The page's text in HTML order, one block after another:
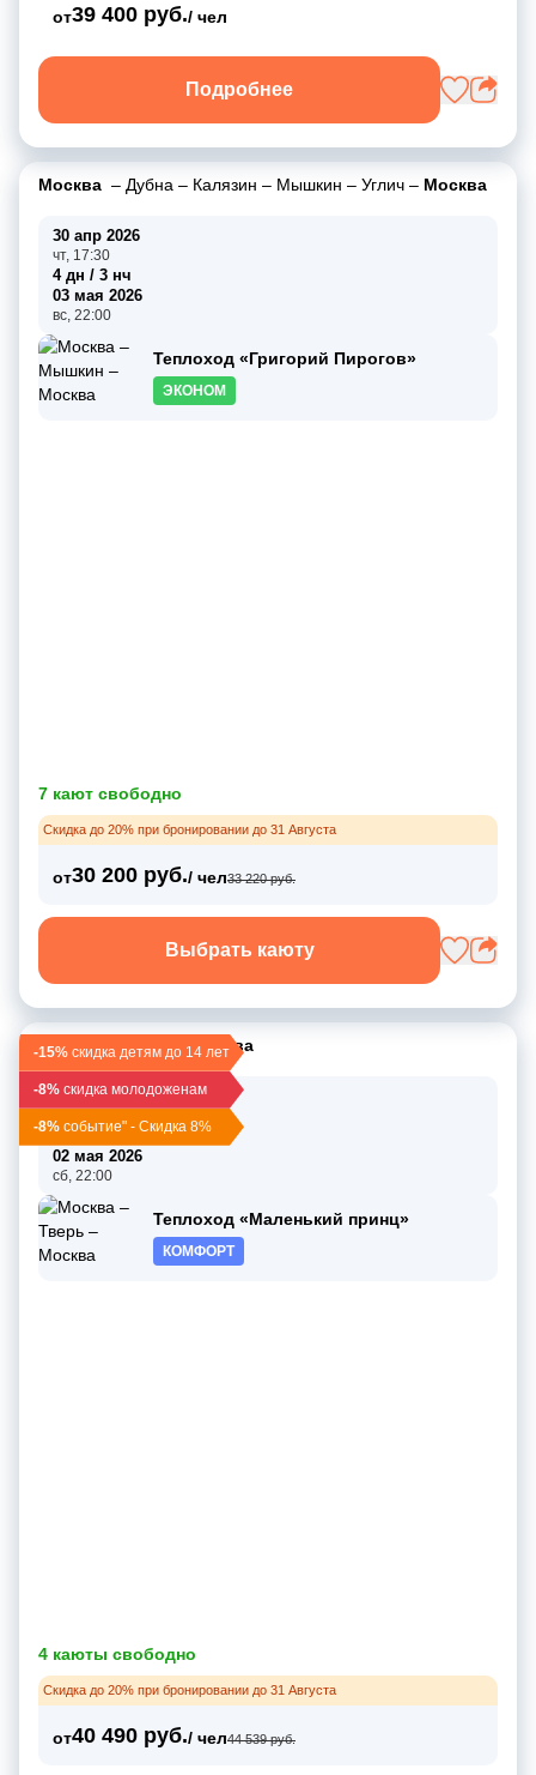
от39 400 руб./ чел
Подробнее
Москва – Дубна – Калязин – Мышкин – Углич – Москва
30 апр 2026
чт, 17:30
4 дн / 3 нч
03 мая 2026
вс, 22:00
Теплоход «Григорий Пирогов»
ЭКОНОМ
7 кают свободно
Скидка до 20% при бронировании до 31 Августа
от30 200 руб./ чел33 220 руб.
Выбрать каюту
-15% скидка детям до 14 лет
-8% скидка молодоженам
-8% событие" - Скидка 8%
Москва –Тверь– Москва
30 апр 2026
3 дн / 2 нч
02 мая 2026
сб, 22:00
Теплоход «Маленький принц»
КОМФОРТ
4 каюты свободно
Скидка до 20% при бронировании до 31 Августа
от40 490 руб./ чел44 539 руб.